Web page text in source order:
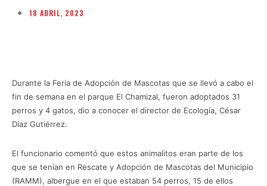
18 ABRIL, 2023
Durante la Feria de Adopción de Mascotas que se llevó a cabo el
fin de semana en el parque El Chamizal, fueron adoptados 31
perros y 4 gatos, dio a conocer el director de Ecología, César
Díaz Gutiérrez.
El funcionario comentó que estos animalitos eran parte de los
que se tenían en Rescate y Adopción de Mascotas del Municipio
(RAMM), albergue en el que estaban 54 perros, 15 de ellos